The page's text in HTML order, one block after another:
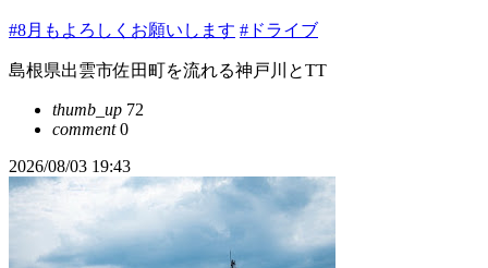
#8月もよろしくお願いします #ドライブ
島根県出雲市佐田町を流れる神戸川とTT
thumb_up 72
comment0
2026/08/03 19:43